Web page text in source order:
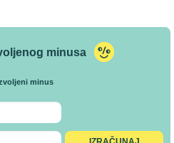
minusa
minus